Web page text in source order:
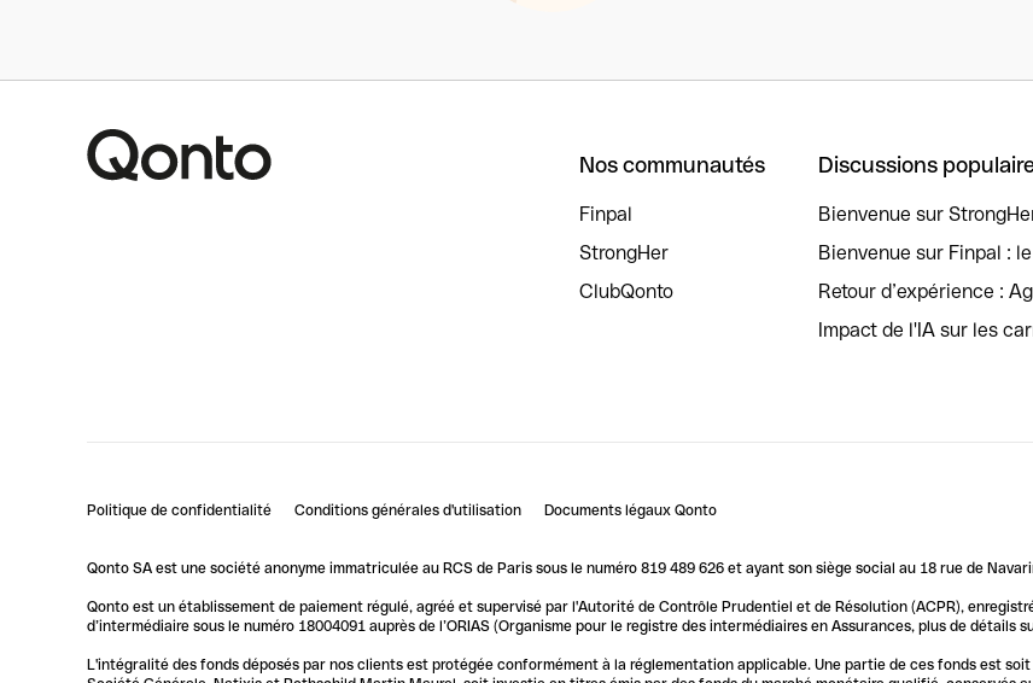
Nos communautés
Finpal
StrongHer
ClubQonto
Discussions
Bienvenue sur
Bienvenue sur Finpal :
Retour d’expérience :
Impact de l'IA sur les
Politique de confidentialité Conditions générales d'utilisation Documents légaux Qonto
Qonto SA est une société anonyme immatriculée au RCS de Paris sous le numéro 819 489 626 et ayant son siège social au 18 rue de
Qonto est un établissement de paiement régulé, agréé et supervisé par l'Autorité de Contrôle Prudentiel et de Résolution (ACPR),
d’intermédiaire sous le numéro 18004091 auprès de l’ORIAS (Organisme pour le registre des intermédiaires en Assurances, plus de détails
L'intégralité des fonds déposés par nos clients est protégée conformément à la réglementation applicable. Une partie de ces fonds est